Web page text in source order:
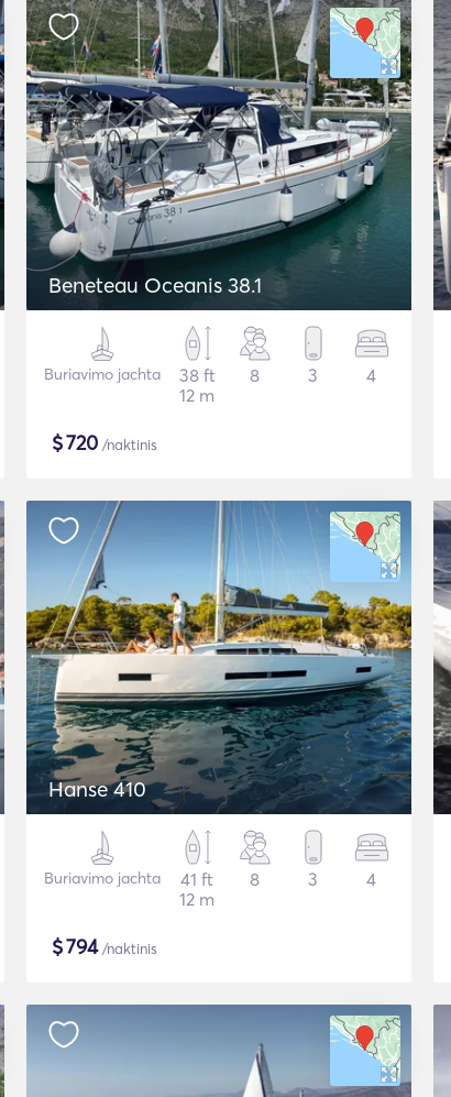
Beneteau Oceanis 38.1
Buriavimo jachta
38 ft
12 m
8 3 4
$720 /naktinis
Hanse 410
Buriavimo jachta
41 ft
12 m
8 3 4
$794/naktinis